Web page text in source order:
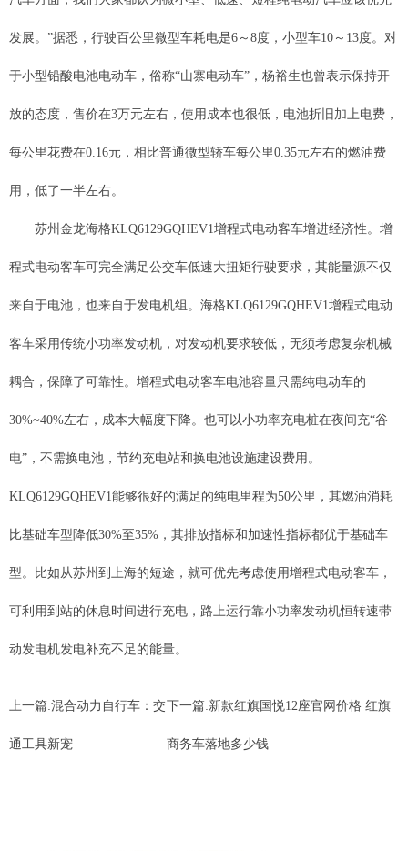
发展。”据悉，行驶百公里微型车耗电是6～8度，小型车10～13度。对
于小型铅酸电池电动车，俗称“山寨电动车”，杨裕生也曾表示保持开
放的态度，售价在3万元左右，使用成本也很低，电池折旧加上电费，
每公里花费在0.16元，相比普通微型轿车每公里0.35元左右的燃油费
用，低了一半左右。
苏州金龙海格KLQ6129GQHEV1增程式电动客车增进经济性。增
程式电动客车可完全满足公交车低速大扭矩行驶要求，其能量源不仅
来自于电池，也来自于发电机组。海格KLQ6129GQHEV1增程式电动
客车采用传统小功率发动机，对发动机要求较低，无须考虑复杂机械
耦合，保障了可靠性。增程式电动客车电池容量只需纯电动车的
30%~40%左右，成本大幅度下降。也可以小功率充电桩在夜间充“谷
电”，不需换电池，节约充电站和换电池设施建设费用。
KLQ6129GQHEV1能够很好的满足的纯电里程为50公里，其燃油消耗
比基础车型降低30%至35%，其排放指标和加速性指标都优于基础车
型。比如从苏州到上海的短途，就可优先考虑使用增程式电动客车，
可利用到站的休息时间进行充电，路上运行靠小功率发动机恒转速带
动发电机发电补充不足的能量。
上一篇:混合动力自行车：交
通工具新宠
下一篇:新款红旗国悦12座官网价格 红旗
商务车落地多少钱